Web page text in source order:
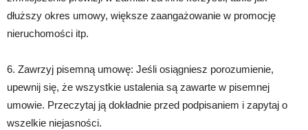
dłuższy okres umowy, większe zaangażowanie w promocję
nieruchomości itp.
6. Zawrzyj pisemną umowę: Jeśli osiągniesz porozumienie,
upewnij się, że wszystkie ustalenia są zawarte w pisemnej
umowie. Przeczytaj ją dokładnie przed podpisaniem i zapytaj o
wszelkie niejasności.